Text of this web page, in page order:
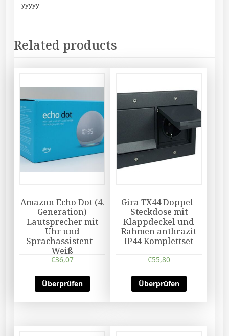
yyyyy
Related products
Amazon Echo Dot (4.
Generation)
Lautsprecher mit
Uhr und
Sprachassistent –
Weiß
€36,07
Überprüfen
Gira TX44 Doppel-
Steckdose mit
Klappdeckel und
Rahmen anthrazit
IP44 Komplettset
€55,80
Überprüfen